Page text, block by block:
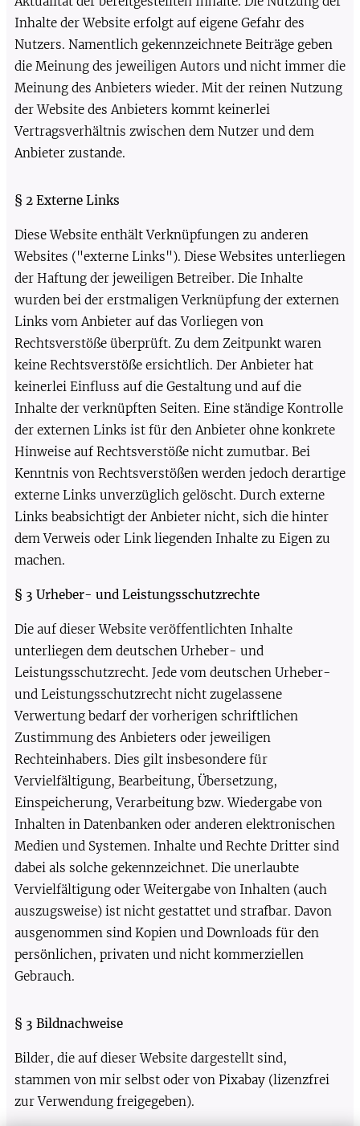
Inhalte der Website erfolgt auf eigene Gefahr des
Nutzers. Namentlich gekennzeichnete Beiträge geben
die Meinung des jeweiligen Autors und nicht immer die
Meinung des Anbieters wieder. Mit der reinen Nutzung
der Website des Anbieters kommt keinerlei
Vertragsverhältnis zwischen dem Nutzer und dem
Anbieter zustande.
§ 2 Externe Links
Diese Website enthält Verknüpfungen zu anderen
Websites ("externe Links"). Diese Websites unterliegen
der Haftung der jeweiligen Betreiber. Die Inhalte
wurden bei der erstmaligen Verknüpfung der externen
Links vom Anbieter auf das Vorliegen von
Rechtsverstöße überprüft. Zu dem Zeitpunkt waren
keine Rechtsverstöße ersichtlich. Der Anbieter hat
keinerlei Einfluss auf die Gestaltung und auf die
Inhalte der verknüpften Seiten. Eine ständige Kontrolle
der externen Links ist für den Anbieter ohne konkrete
Hinweise auf Rechtsverstöße nicht zumutbar. Bei
Kenntnis von Rechtsverstößen werden jedoch derartige
externe Links unverzüglich gelöscht. Durch externe
Links beabsichtigt der Anbieter nicht, sich die hinter
dem Verweis oder Link liegenden Inhalte zu Eigen zu
machen.
§ 3 Urheber- und Leistungsschutzrechte
Die auf dieser Website veröffentlichten Inhalte
unterliegen dem deutschen Urheber- und
Leistungsschutzrecht. Jede vom deutschen Urheber-
und Leistungsschutzrecht nicht zugelassene
Verwertung bedarf der vorherigen schriftlichen
Zustimmung des Anbieters oder jeweiligen
Rechteinhabers. Dies gilt insbesondere für
Vervielfältigung, Bearbeitung, Übersetzung,
Einspeicherung, Verarbeitung bzw. Wiedergabe von
Inhalten in Datenbanken oder anderen elektronischen
Medien und Systemen. Inhalte und Rechte Dritter sind
dabei als solche gekennzeichnet. Die unerlaubte
Vervielfältigung oder Weitergabe von Inhalten (auch
auszugsweise) ist nicht gestattet und strafbar. Davon
ausgenommen sind Kopien und Downloads für den
persönlichen, privaten und nicht kommerziellen
Gebrauch.
§ 3 Bildnachweise
Bilder, die auf dieser Website dargestellt sind,
stammen von mir selbst oder von Pixabay (lizenzfrei
zur Verwendung freigegeben).